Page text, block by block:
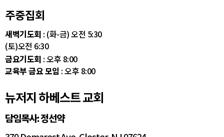
주중집회
새벽기도회 : (화-금) 오전 5:30
(토)오전 6:30
금요기도회 : 오후 8:00
교육부 금요 모임 : 오후 8:00
뉴저지 하베스트 교회
담임목사: 정선약